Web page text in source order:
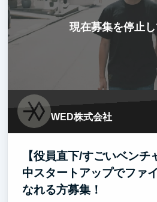
現在募集を停止
WED株式会社
【役員直下/すごいベン
中スタートアップでファ
なれる方募集！